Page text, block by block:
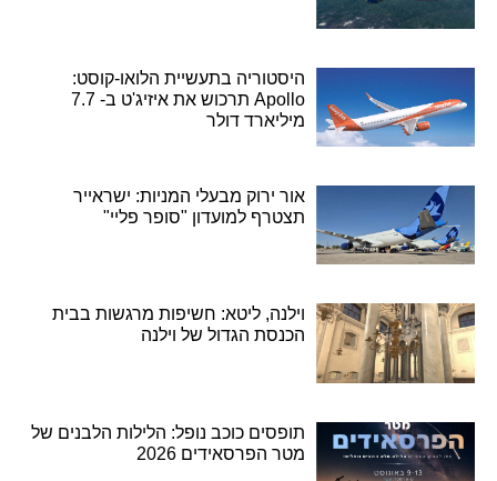
היסטוריה בתעשיית הלואו-קוסט:
Apollo תרכוש את איזיג'ט ב- 7.7
מיליארד דולר
אור ירוק מבעלי המניות: ישראייר
תצטרף למועדון "סופר פליי"
וילנה, ליטא: חשיפות מרגשות בבית
הכנסת הגדול של וילנה
תופסים כוכב נופל: הלילות הלבנים של
מטר הפרסאידים 2026